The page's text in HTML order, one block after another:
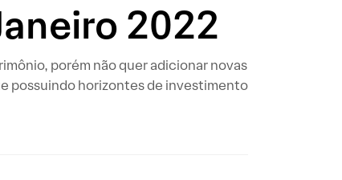
2022
porém não quer adicionar novas
possuindo horizontes de investimento